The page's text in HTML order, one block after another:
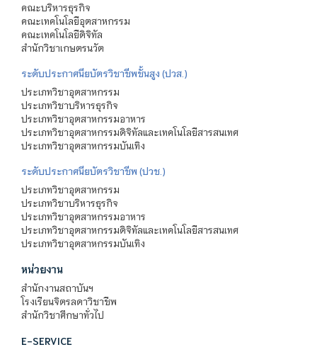
คณะบริหารธุรกิจ
คณะเทคโนโลยีอุตสาหกรรม
คณะเทคโนโลยีดิจิทัล
สำนักวิชาเกษตรนวัต
ระดับประกาศนียบัตรวิชาชีพชั้นสูง (ปวส.)
ประเภทวิชาอุตสาหกรรม
ประเภทวิชาบริหารธุรกิจ
ประเภทวิชาอุตสาหกรรมอาหาร
ประเภทวิชาอุตสาหกรรมดิจิทัลและเทคโนโลยีสารสนเทศ
ประเภทวิชาอุตสาหกรรมบันเทิง
ระดับประกาศนียบัตรวิชาชีพ (ปวช.)
ประเภทวิชาอุตสาหกรรม
ประเภทวิชาบริหารธุรกิจ
ประเภทวิชาอุตสาหกรรมอาหาร
ประเภทวิชาอุตสาหกรรมดิจิทัลและเทคโนโลยีสารสนเทศ
ประเภทวิชาอุตสาหกรรมบันเทิง
หน่วยงาน
สำนักงานสถาบันฯ
โรงเรียนจิตรลดาวิชาชีพ
สำนักวิชาศึกษาทั่วไป
E-SERVICE